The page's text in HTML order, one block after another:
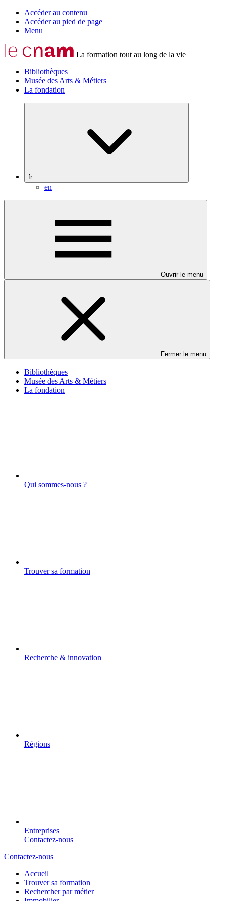
Accéder au contenu
Accéder au pied de page
Menu
La formation tout au long de la vie
Bibliothèques
Musée des Arts & Métiers
La fondation
fr
en
Ouvrir le menu
Fermer le menu
Bibliothèques
Musée des Arts & Métiers
La fondation
Qui sommes-nous ?
Trouver sa formation
Recherche & innovation
Régions
Entreprises
Contactez-nous
Contactez-nous
Accueil
Trouver sa formation
Rechercher par métier